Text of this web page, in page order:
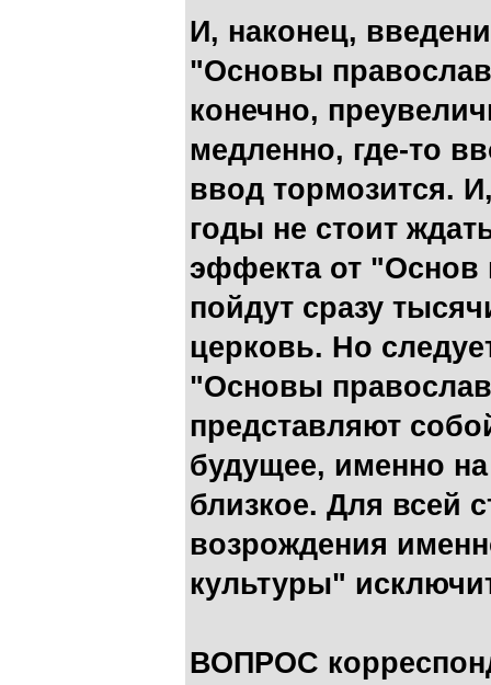
И, наконец,
"Основы
конечно,
медленно, где-то
ввод тормозится.
годы не стоит
эффекта от "Основ
пойдут сразу
церковь. Но
"Основы
представляют
будущее, именно
близкое. Для всей
возрождения
культуры"
ВОПРОС